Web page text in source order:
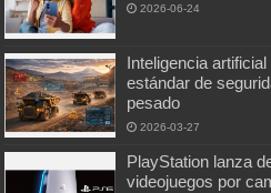
2026-06-24
Inteligencia
estándar de
pesado
2026-03-27
PlayStation lanza
videojuegos por